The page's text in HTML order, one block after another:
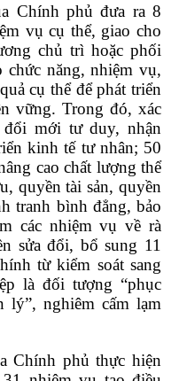
Chính phủ đưa ra 8
vụ cụ thể, giao cho
chủ trì hoặc phối
chức năng, nhiệm vụ,
cụ thể để phát triển
vững. Trong đó, xác
mới tư duy, nhận
kinh tế tư nhân; 50
cao chất lượng thể
quyền tài sản, quyền
tranh bình đẳng, bảo
các nhiệm vụ về rà
sửa đổi, bổ sung 11
từ kiểm soát sang
là đối tượng “phục
lý”, nghiêm cấm lạm
Chính phủ thực hiện